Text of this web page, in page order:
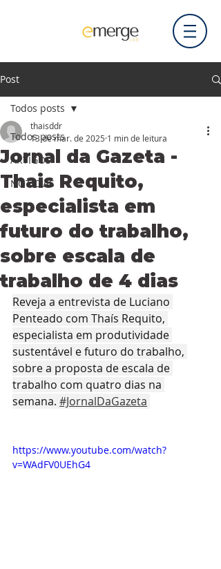
Post
Todos posts
ARTIGOS
NOTÍCIAS
Todos posts
Jornal da Gazeta -
Thais Requito,
especialista em
futuro do trabalho,
sobre escala de
trabalho de 4 dias
thaisddr
13 de mar. de 2025 1 min de leitura
Reveja a entrevista de Luciano
Penteado com Thaís Requito,
especialista em produtividade
sustentável e futuro do trabalho,
sobre a proposta de escala de
trabalho com quatro dias na
semana. #JornalDaGazeta
https://www.youtube.com/watch?
v=WAdFV0UEhG4